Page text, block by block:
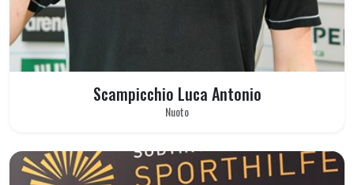
Scampicchio Luca Antonio
Nuoto